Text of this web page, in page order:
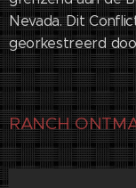
Nevada. Dit
georkestreerd
RANCH